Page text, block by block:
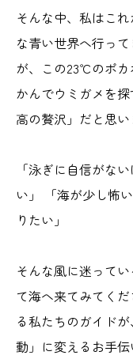
そんな中、私はこ
な青い世界へ行っ
が、この23℃のポ
かんでウミガメを
高の贅沢」だと思い
「泳ぎに自信がな
い」 「海が少し怖
りたい」
そんな風に迷って
て海へ来てみてく
る私たちのガイド
動」に変えるお手伝